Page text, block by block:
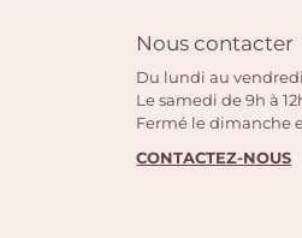
Nous contacter
Du lundi au vendredi
Le samedi de 9h à
Fermé le dimanche
CONTACTEZ-NOUS